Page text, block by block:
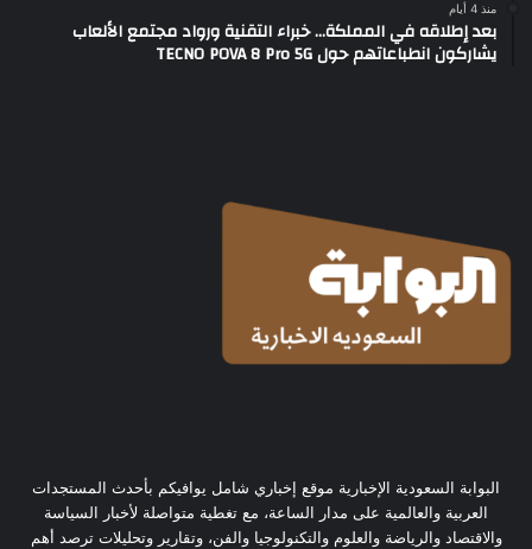
منذ 4 أيام
بعد إطلاقه في المملكة… خبراء التقنية ورواد مجتمع الألعاب
يشاركون انطباعاتهم حول TECNO POVA 8 Pro 5G
البوابة السعودية الإخبارية موقع إخباري شامل يوافيكم بأحدث المستجدات
العربية والعالمية على مدار الساعة، مع تغطية متواصلة لأخبار السياسة
والاقتصاد والرياضة والعلوم والتكنولوجيا والفن، وتقارير وتحليلات ترصد أهم